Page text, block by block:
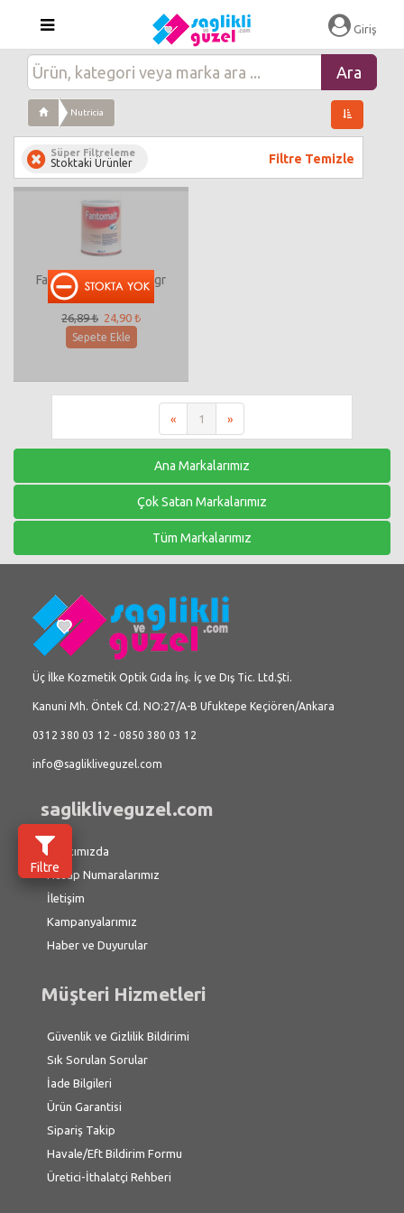
Giriş
Nutricia
Süper Filtreleme
Stoktaki Ürünler Filtre Temizle
Fantomalt Mama 400 gr
26,89 ₺ 24,90 ₺
Sepete Ekle
« 1 »
Filtre
Ana Markalarımız
Çok Satan Markalarımız
Tüm Markalarımız
Üç İlke Kozmetik Optik Gıda İnş. İç ve Dış Tic. Ltd.Şti.
Kanuni Mh. Öntek Cd. NO:27/A-B Ufuktepe Keçiören/Ankara
0312 380 03 12 - 0850 380 03 12
info@saglikliveguzel.com
saglikliveguzel.com
Hakkımızda
Hesap Numaralarımız
İletişim
Kampanyalarımız
Haber ve Duyurular
Müşteri Hizmetleri
Güvenlik ve Gizlilik Bildirimi
Sık Sorulan Sorular
İade Bilgileri
Ürün Garantisi
Sipariş Takip
Havale/Eft Bildirim Formu
Üretici-İthalatçi Rehberi